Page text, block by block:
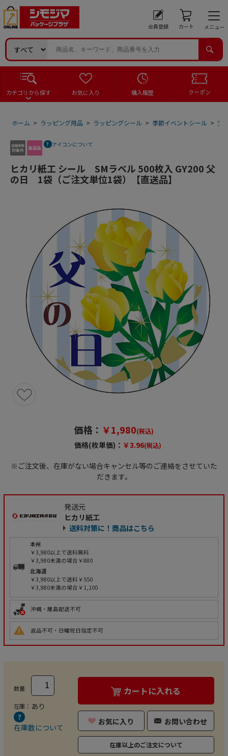
会員登録 カート メニュー
カテゴリから探す お気に入り 購入履歴 クーポン
ホーム > ラッピング用品 > ラッピングシール > 季節イベントシール > 父
アイコンについて
ヒカリ紙工 シール SMラベル 500枚入 GY200 父
の日 1袋（ご注文単位1袋）【直送品】
価格： ￥1,980(税込)
価格(枚単価)： ￥3.96(税込)
※ご注文後、在庫がない場合キャンセル等のご連絡をさせていた
だきます。
発送元
ヒカリ紙工
送料対策に！商品はこちら
本州
￥3,980以上で送料無料
￥3,980未満の場合￥880
北海道
￥3,980以上で送料￥550
￥3,980未満の場合￥1,100
沖縄・離島配送不可
返品不可・日曜祝日指定不可
数量
在庫： あり
在庫数について
カートに入れる
お気に入り お問い合わせ
在庫以上のご注文について